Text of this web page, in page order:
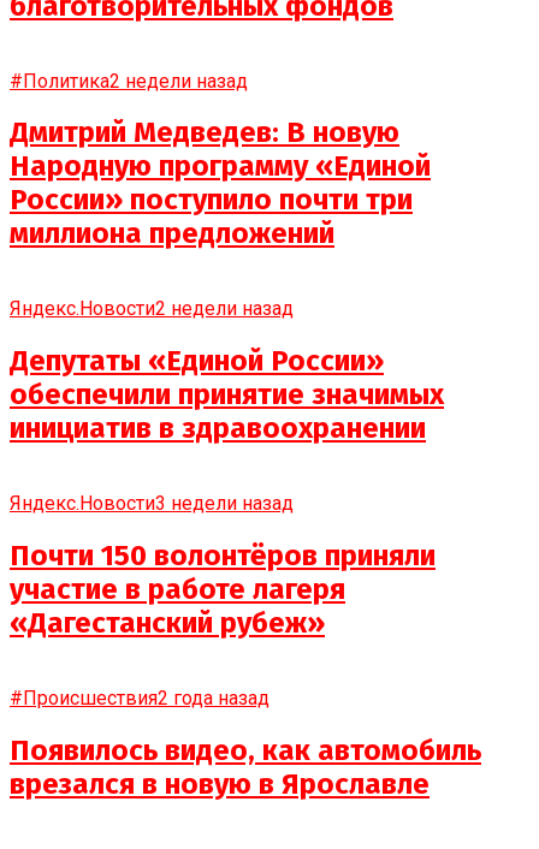
#Политика2 недели назад
Дмитрий Медведев: В новую
Народную программу «Единой
России» поступило почти три
миллиона предложений
Яндекс.Новости2 недели назад
Депутаты «Единой России»
обеспечили принятие значимых
инициатив в здравоохранении
Яндекс.Новости3 недели назад
Почти 150 волонтёров приняли
участие в работе лагеря
«Дагестанский рубеж»
#Происшествия2 года назад
Появилось видео, как автомобиль
врезался в новую в Ярославле